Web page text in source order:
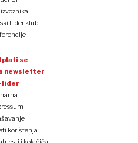
Lider klub
se
newsletter
lider
korištenja